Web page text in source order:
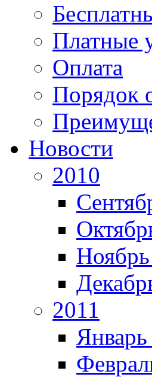
Платные
Оплата
Порядок
Новости
2010
2011
Январь